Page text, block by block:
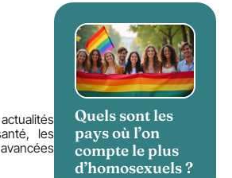
les
Quels sont les
pays où l’on
compte le plus
d’homosexuels ?